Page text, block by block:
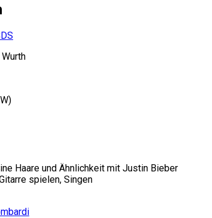
Haare und Ähnlichkeit mit Justin Bieber
spielen, Singen